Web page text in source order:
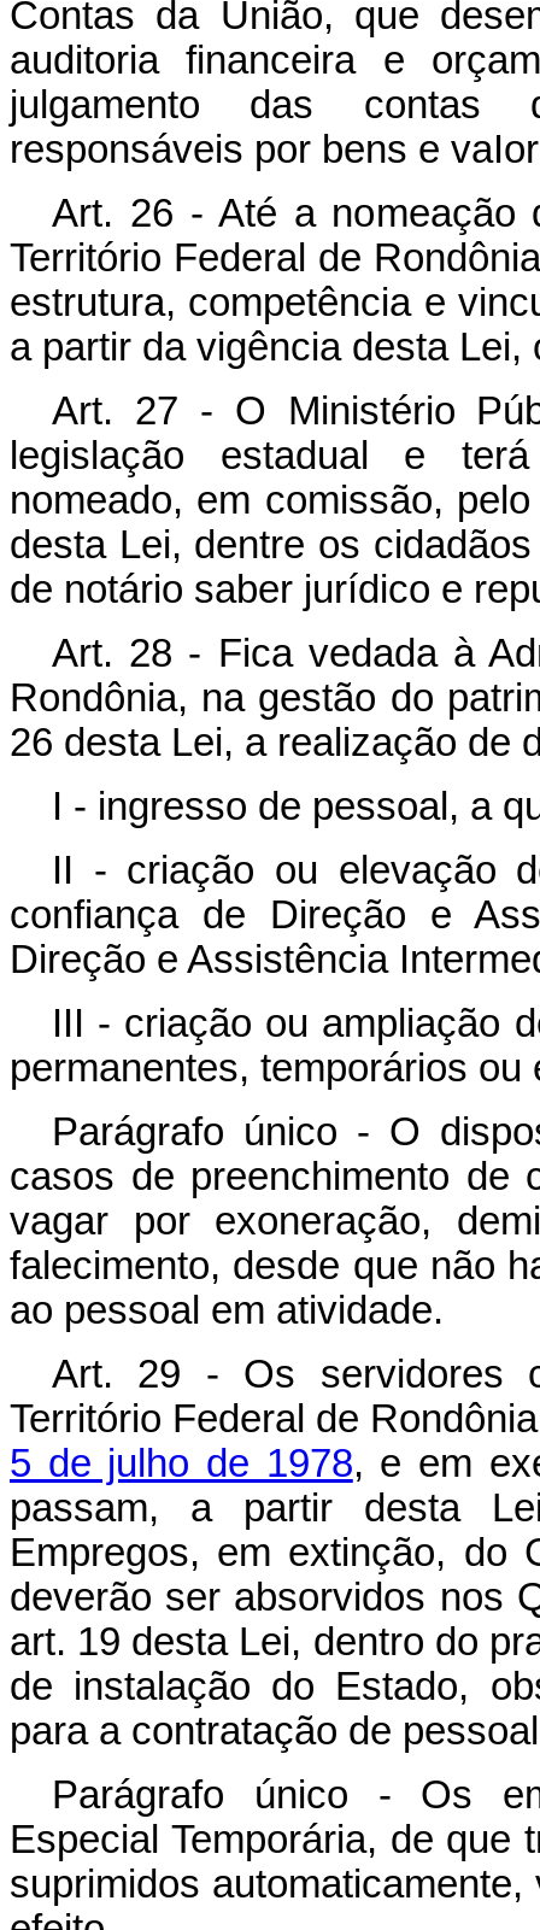
Contas da União, que
auditoria financeira e
julgamento das contas
responsáveis por bens e
Art. 26 - Até a nomeação
Território Federal de
estrutura, competência e
a partir da vigência desta
Art. 27 - O Ministério
legislação estadual e
nomeado, em comissão,
desta Lei, dentre os
de notário saber jurídico e
Art. 28 - Fica vedada à
Rondônia, na gestão do
26 desta Lei, a realização de
I - ingresso de pessoal, a
II - criação ou elevação
confiança de Direção e
Direção e Assistência
III - criação ou ampliação
permanentes, temporários ou
Parágrafo único - O
casos de preenchimento de
vagar por exoneração,
falecimento, desde que não
ao pessoal em atividade.
Art. 29 - Os servidores
Território Federal de
5 de julho de 1978, e em
passam, a partir desta
Empregos, em extinção, do
deverão ser absorvidos nos
art. 19 desta Lei, dentro do
de instalação do Estado,
para a contratação de
Parágrafo único - Os
Especial Temporária, de que
suprimidos